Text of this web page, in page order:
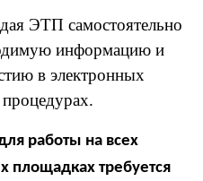
ЭТП самостоятельно
информацию и
в электронных
работы на всех
площадках требуется